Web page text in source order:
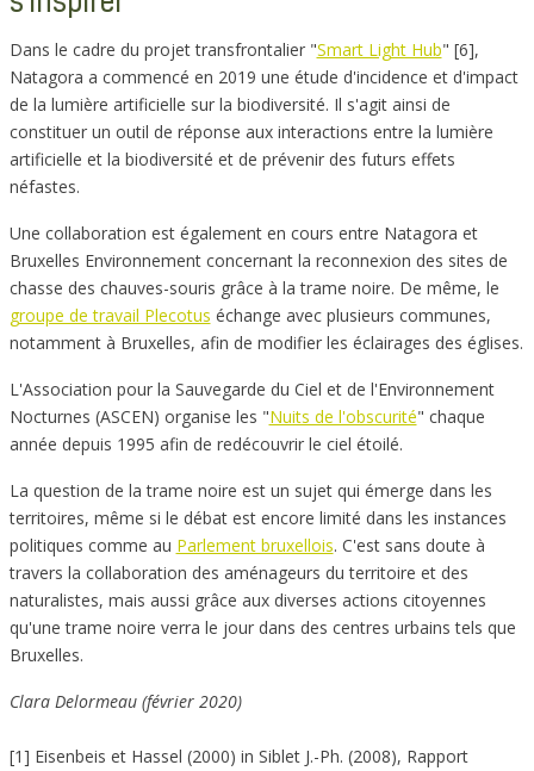
Dans le cadre du projet transfrontalier "Smart Light Hub" [6],
Natagora a commencé en 2019 une étude d'incidence et d'impact
de la lumière artificielle sur la biodiversité. Il s'agit ainsi de
constituer un outil de réponse aux interactions entre la lumière
artificielle et la biodiversité et de prévenir des futurs effets
néfastes.
Une collaboration est également en cours entre Natagora et
Bruxelles Environnement concernant la reconnexion des sites de
chasse des chauves-souris grâce à la trame noire. De même, le
groupe de travail Plecotus échange avec plusieurs communes,
notamment à Bruxelles, afin de modifier les éclairages des églises.
L'Association pour la Sauvegarde du Ciel et de l'Environnement
Nocturnes (ASCEN) organise les "Nuits de l'obscurité" chaque
année depuis 1995 afin de redécouvrir le ciel étoilé.
La question de la trame noire est un sujet qui émerge dans les
territoires, même si le débat est encore limité dans les instances
politiques comme au Parlement bruxellois. C'est sans doute à
travers la collaboration des aménageurs du territoire et des
naturalistes, mais aussi grâce aux diverses actions citoyennes
qu'une trame noire verra le jour dans des centres urbains tels que
Bruxelles.
Clara Delormeau (février 2020)
[1] Eisenbeis et Hassel (2000) in Siblet J.-Ph. (2008), Rapport